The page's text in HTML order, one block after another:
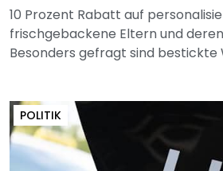
10 Prozent Rabatt auf
frischgebackene Eltern und
Besonders gefragt sind bestickte
POLITIK